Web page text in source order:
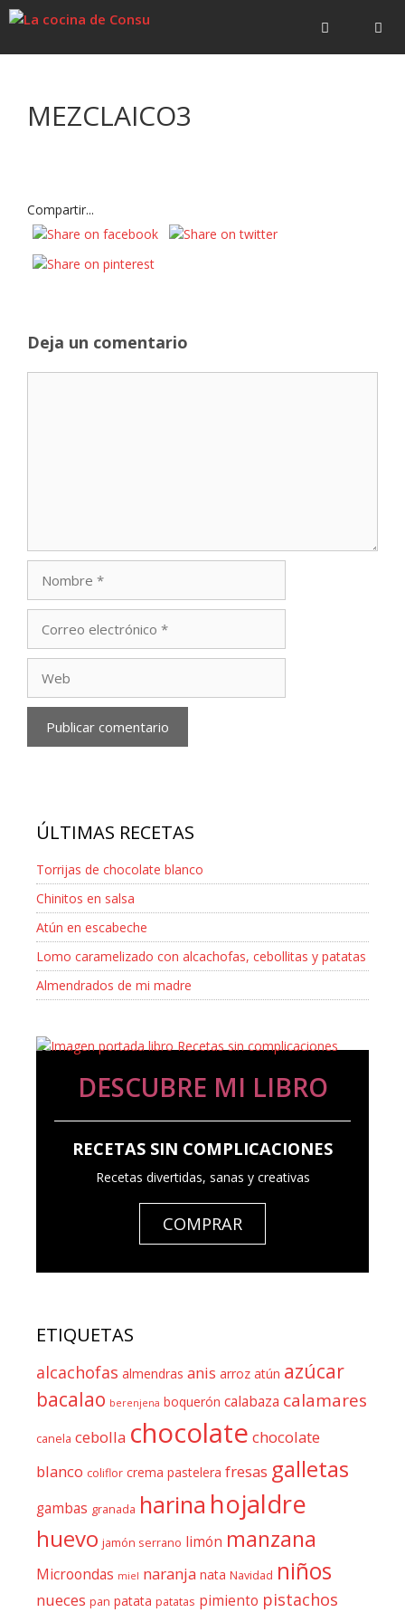
Saltar
Saltar
MEZCLAICO3
Compartir...
Deja un comentario
electrónico
ÚLTIMAS RECETAS
Torrijas de chocolate blanco
Chinitos en salsa
Atún en escabeche
Lomo caramelizado con alcachofas, cebollitas y patatas
Almendrados de mi madre
DESCUBRE MI LIBRO
RECETAS SIN COMPLICACIONES
Recetas divertidas, sanas y creativas
COMPRAR
ETIQUETAS
alcachofas almendras anis arroz atún azúcar
bacalao berenjena boquerón calabaza calamares
canela cebolla chocolate chocolate
blanco coliflor crema pastelera fresas galletas
gambas granada harina hojaldre
huevo jamón serrano limón manzana
Microondas miel naranja nata Navidad niños
nueces pan patata patatas pimiento pistachos